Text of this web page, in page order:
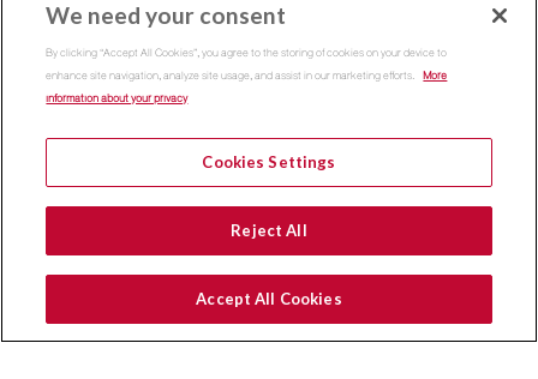
7 August, 2026
เสริมความคิด ติดปีกวิชาชีพ กับคณะพาณิชย์ฯ ธรรมศาสตร์
ผู้มีสิทธิ์เข้าสัมมนาทางวิชาการ โครงการสัมมนา “เสริมความคิด ติดปีกวิชาชีพ กับคณะพาณิชย์ฯ
17 July, 2026
We need your consent
By clicking “Accept All Cookies”, you agree to the storing of cookies on your device to
enhance site navigation, analyze site usage, and assist in our marketing efforts. More
information about your privacy
Cookies Settings
Reject All
Accept All Cookies